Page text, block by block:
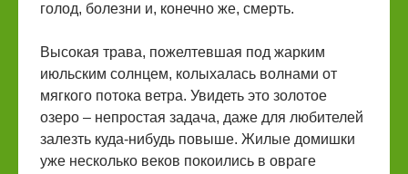
голод, болезни и, конечно же, смерть.
Высокая трава, пожелтевшая под жарким
июльским солнцем, колыхалась волнами от
мягкого потока ветра. Увидеть это золотое
озеро – непростая задача, даже для любителей
залезть куда-нибудь повыше. Жилые домишки
уже несколько веков покоились в овраге